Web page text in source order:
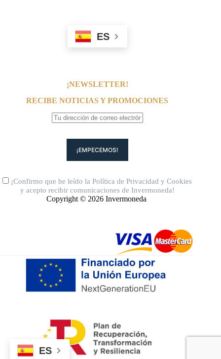
ES
¡NEWSLETTER!
RECIBE NOTICIAS Y PROMOCIONES
¡Confirmo que he leído laPolítica de Privacidad yCookies
y acepto recibir comunicaciones de Invermoneda!
Copyright © 2026 Invermoneda
ES